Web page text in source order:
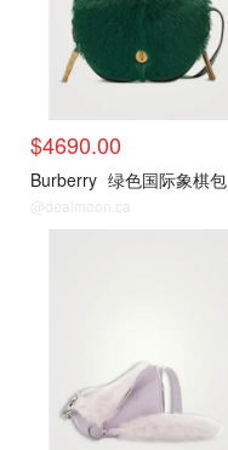
$4690.00
Burberry 绿色国际象棋包
@dealmoon.ca